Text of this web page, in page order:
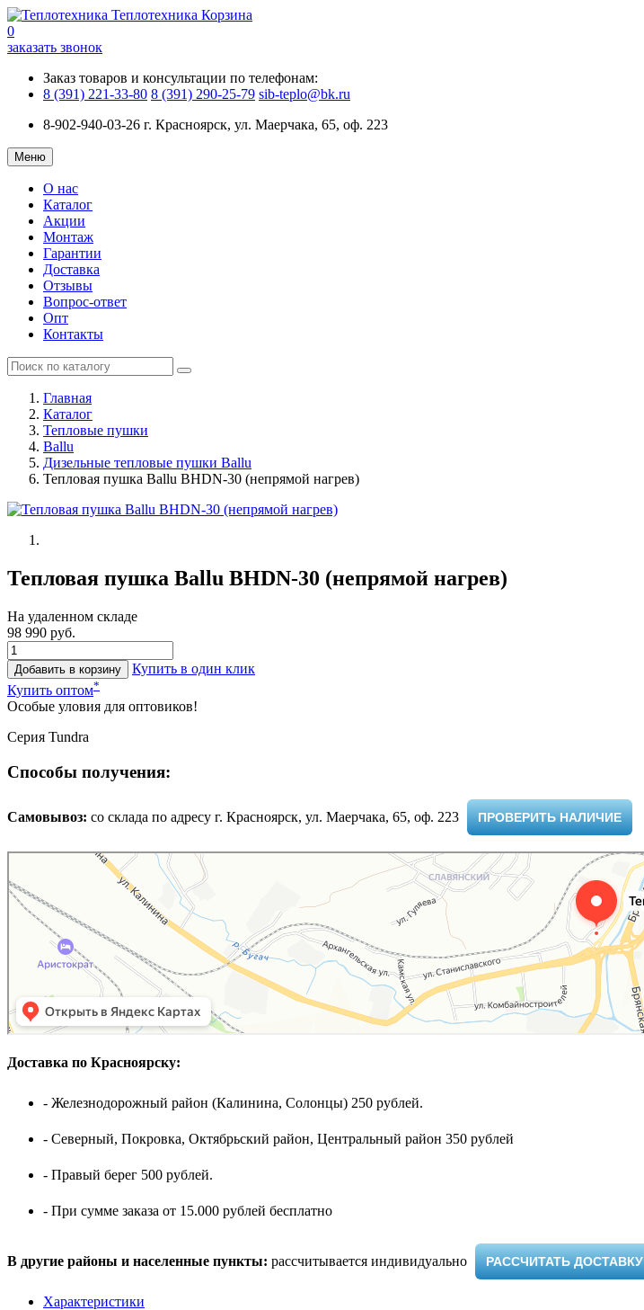
Теплотехника Корзина
0
заказать звонок
Заказ товаров и консультации по телефонам:
8 (391) 221-33-80 8 (391) 290-25-79 sib-teplo@bk.ru
8-902-940-03-26 г. Красноярск, ул. Маерчака, 65, оф. 223
Меню
О нас
Каталог
Акции
Монтаж
Гарантии
Доставка
Отзывы
Вопрос-ответ
Опт
Контакты
Главная
Каталог
Тепловые пушки
Ballu
Дизельные тепловые пушки Ballu
Тепловая пушка Ballu BHDN-30 (непрямой нагрев)
Тепловая пушка Ballu BHDN-30 (непрямой нагрев)
На удаленном складе
98 990 руб.
Добавить в корзину
Купить в один клик
Купить оптом*
Особые уловия для оптовиков!
Серия Tundra
Способы получения:
Самовывоз: cо склада по адресу г. Красноярск, ул. Маерчака, 65, оф. 223 ​ ПРОВЕРИТЬ НАЛИЧИЕ
Доставка по Красноярску:
- Железнодорожный район (Калинина, Солонцы) 250 рублей.
- Северный, Покровка, Октябрьский район, Центральный район 350 рублей
- Правый берег 500 рублей.
- При сумме заказа от 15.000 рублей бесплатно
В другие районы и населенные пункты: рассчитывается индивидуально ​ РАССЧИТАТЬ ДОСТАВКУ
Характеристики